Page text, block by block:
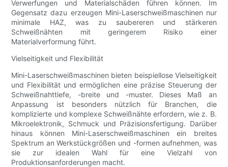
Verwerfungen und Materialschäden führen können. Im
Gegensatz dazu erzeugen Mini-Laserschweißmaschinen nur
minimale HAZ, was zu saubereren und stärkeren
Schweißnähten mit geringerem Risiko einer
Materialverformung führt.
Vielseitigkeit und Flexibilität
Mini-Laserschweißmaschinen bieten beispiellose Vielseitigkeit
und Flexibilität und ermöglichen eine präzise Steuerung der
Schweißnahttiefe, -breite und -muster. Dieses Maß an
Anpassung ist besonders nützlich für Branchen, die
komplizierte und komplexe Schweißnähte erfordern, wie z. B.
Mikroelektronik, Schmuck und Präzisionsfertigung. Darüber
hinaus können Mini-Laserschweißmaschinen ein breites
Spektrum an Werkstückgrößen und -formen aufnehmen, was
sie zur idealen Wahl für eine Vielzahl von
Produktionsanforderungen macht.